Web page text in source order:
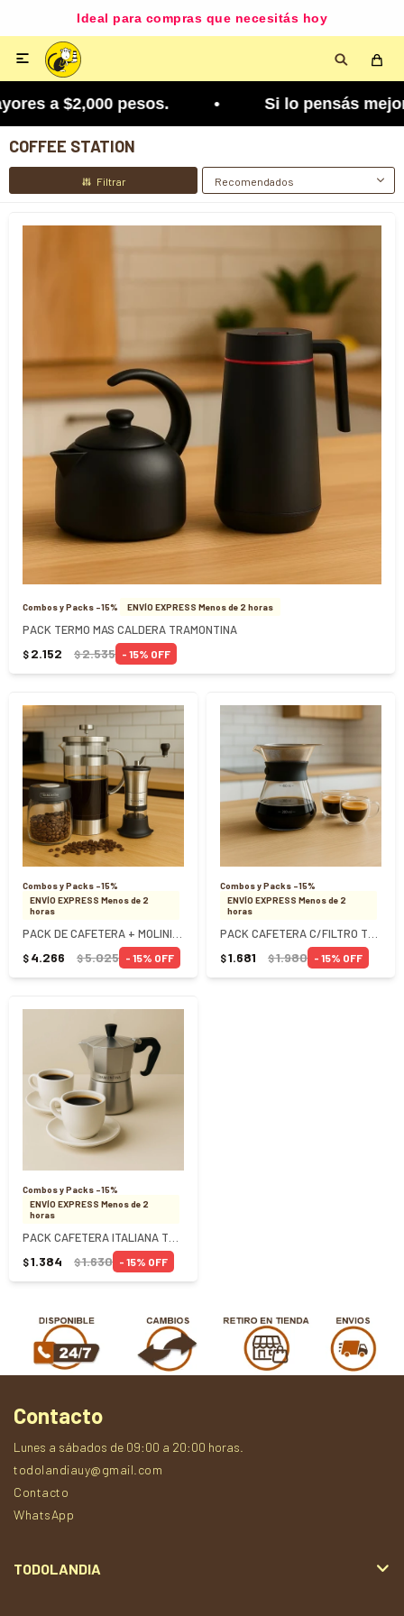
Ideal para compras que necesitás hoy

a $2,000 pesos. • Si lo pensás mejor,
COFFEE STATION
Recomendados
Combos y Packs -15% ENVÍO EXPRESS Menos de 2 horas
PACK TERMO MAS CALDERA TRAMONTINA
$ 2.152 $2.535 15
Combos y Packs -15%
ENVÍO EXPRESS Menos de 2
horas
$ 4.266 $5.025 15
Combos y Packs -15%
ENVÍO EXPRESS Menos de 2
horas
$1.681 $1.980 15
Combos y Packs -15%
ENVÍO EXPRESS Menos de 2
horas
$1.384 $1.630 15
Contacto
Lunes a sábados de 09:00 a 20:00 horas.
todolandiauy@gmail.com
Contacto
WhatsApp
TODOLANDIA